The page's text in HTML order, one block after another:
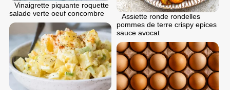
Vinaigrette piquante roquette
salade verte oeuf concombre
Assiette ronde rondelles
pommes de terre crispy epices
sauce avocat